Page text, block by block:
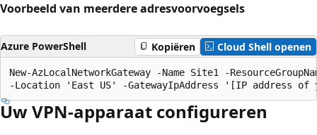
Voorbeeld van meerdere adresvoorvoegsels
Azure PowerShell Kopiëren Cloud Shell openen
New-AzLocalNetworkGateway -Name Site1 -
Uw VPN-apparaat configureren